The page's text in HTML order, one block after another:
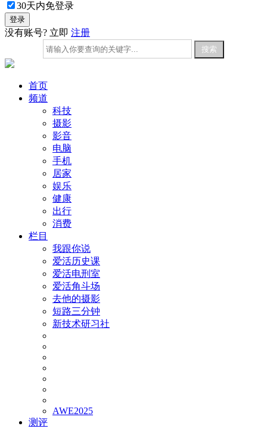
30天内免登录
没有账号? 立即 注册
首页
频道
科技
摄影
影音
电脑
手机
居家
娱乐
健康
出行
消费
栏目
我跟你说
爱活历史课
爱活电刑室
爱活角斗场
去他的摄影
短路三分钟
新技术研习社
AWE2025
测评